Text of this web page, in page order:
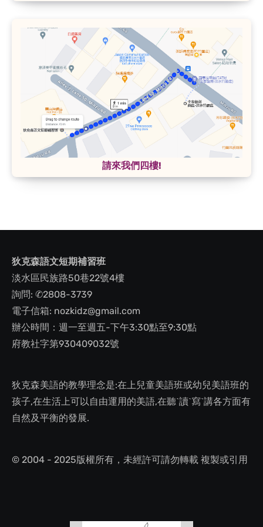
請來我們四樓!
狄克森語文短期補習班
淡水區民族路50巷22號4樓
詢問: ✆2808-3739
電子信箱: nozkidz@gmail.com
辦公時間：週一至週五-下午3:30點至9:30點
府教社字第930409032號
狄克森美語的教學理念是:在上兒童美語班或幼兒美語班的
孩子,在生活上可以自由運用的美語,在聽ˋ讀ˋ寫ˋ講各方面有
自然及平衡的發展.
© 2004 - 2025版權所有，未經許可請勿轉載 複製或引用